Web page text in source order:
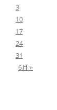
3
10
17
24
31
6月 »